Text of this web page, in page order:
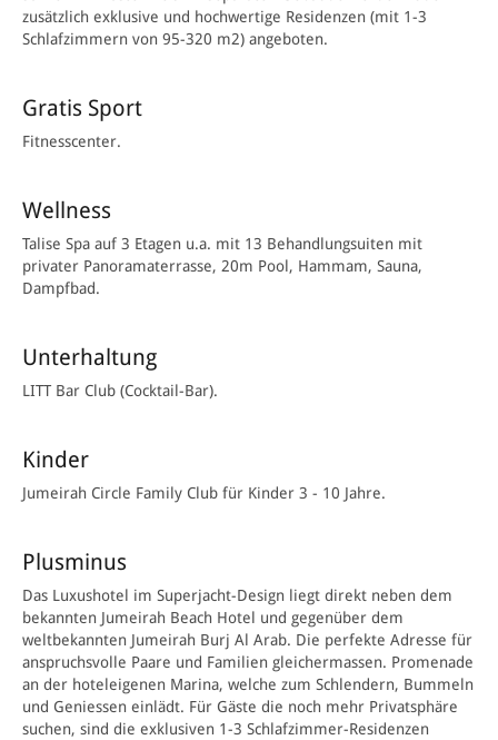
zusätzlich exklusive und hochwertige Residenzen (mit 1-3
Schlafzimmern von 95-320 m2) angeboten.
Gratis Sport
Fitnesscenter.
Wellness
Talise Spa auf 3 Etagen u.a. mit 13 Behandlungsuiten mit
privater Panoramaterrasse, 20m Pool, Hammam, Sauna,
Dampfbad.
Unterhaltung
LITT Bar Club (Cocktail-Bar).
Kinder
Jumeirah Circle Family Club für Kinder 3 - 10 Jahre.
Plusminus
Das Luxushotel im Superjacht-Design liegt direkt neben dem
bekannten Jumeirah Beach Hotel und gegenüber dem
weltbekannten Jumeirah Burj Al Arab. Die perfekte Adresse für
anspruchsvolle Paare und Familien gleichermassen. Promenade
an der hoteleigenen Marina, welche zum Schlendern, Bummeln
und Geniessen einlädt. Für Gäste die noch mehr Privatsphäre
suchen, sind die exklusiven 1-3 Schlafzimmer-Residenzen